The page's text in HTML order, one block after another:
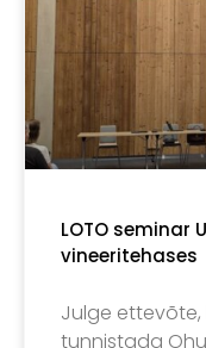
LOTO seminar
vineeritehases
Julge ettevõte,
tunnistada